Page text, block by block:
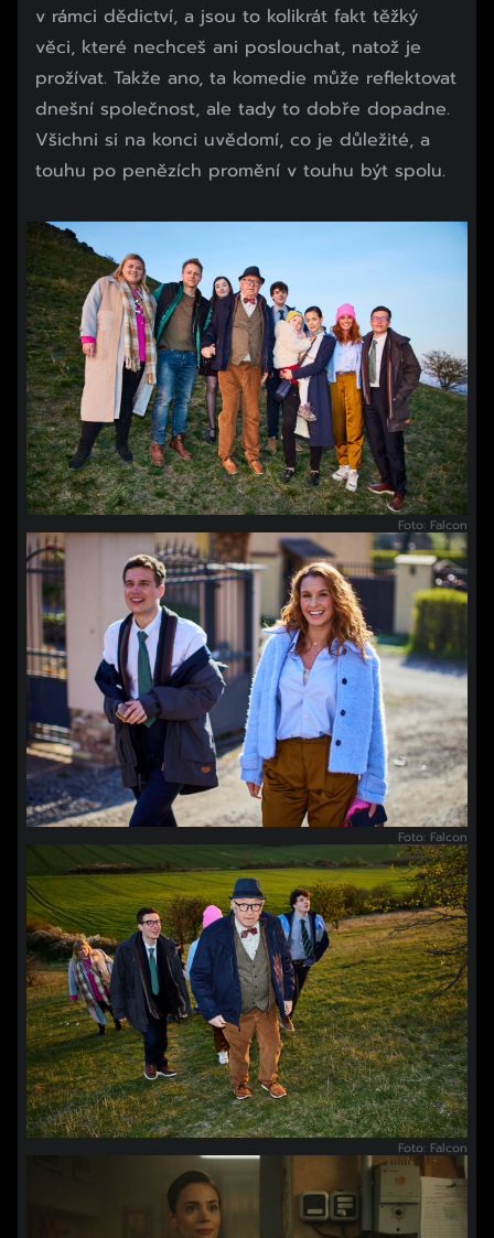
v rámci dědictví, a jsou to kolikrát fakt těžký
věci, které nechceš ani poslouchat, natož je
prožívat. Takže ano, ta komedie může reflektovat
dnešní společnost, ale tady to dobře dopadne.
Všichni si na konci uvědomí, co je důležité, a
touhu po penězích promění v touhu být spolu.
Foto: Falcon
Foto: Falcon
Foto: Falcon